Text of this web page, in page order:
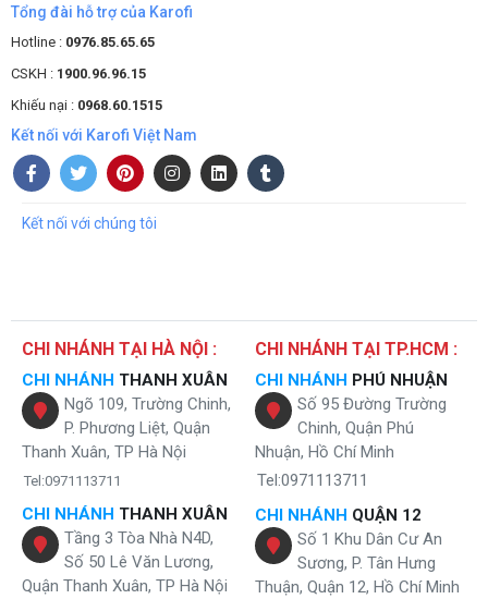
Máy lọc nước E9RO tích hợp nhiều tính năng hiện đại
Hệ thống 9 lõi lọc của Karofi E9RO cung cấp
Điểm nổi bật củamáy lọc nước Karofi E9ROchính là hệ thống9 cấp
lọc vô cùng hiện đại mang lại năng suất lọc cao cung cấp nguồn
nước giàu khoáng chất và tinh khiết nhất cho cơ thể mỗi người.
Tổng đài hỗ trợ của Karofi
Hotline : 0976.85.65.65
CSKH : 1900.96.96.15
Khiếu nại : 0968.60.1515
Kết nối với Karofi Việt Nam
Kết nối với chúng tôi
CHI NHÁNH TẠI HÀ NỘI :
CHI NHÁNH THANH XUÂN
Ngõ 109, Trường Chinh,
P. Phương Liệt, Quận
Thanh Xuân, TP Hà Nội
Tel:0971113711
CHI NHÁNH THANH XUÂN
Tầng 3 Tòa Nhà N4D,
Số 50 Lê Văn Lương,
Quận Thanh Xuân, TP Hà Nội
CHI NHÁNH TẠI TP.HCM :
CHI NHÁNH PHÚ NHUẬN
Số 95 Đường Trường
Chinh, Quận Phú
Nhuận, Hồ Chí Minh
Tel:0971113711
CHI NHÁNH QUẬN 12
Số 1 Khu Dân Cư An
Sương, P. Tân Hưng
Thuận, Quận 12, Hồ Chí Minh